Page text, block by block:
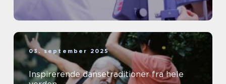
03. september 2025
Inspirerende dansetraditioner fra hele